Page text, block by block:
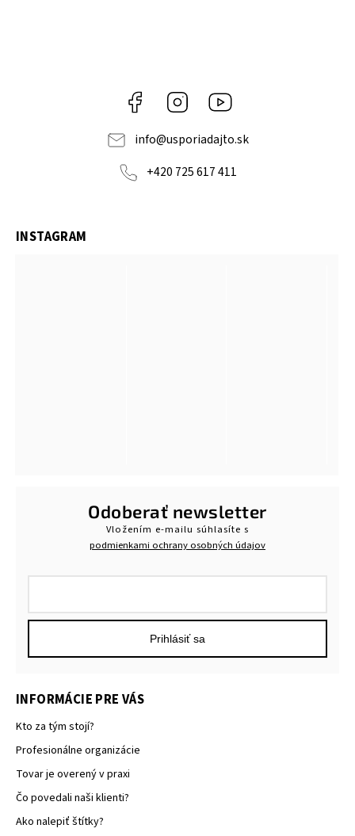
Facebook Instagram
info@usporiadajto.sk
+420 725 617 411
INSTAGRAM
INFORMÁCIE PRE VÁS
Kto za tým stojí?
Profesionálne organizácie
Tovar je overený v praxi
Čo povedali naši klienti?
Ako nalepiť štítky?
Odoberať newsletter
Vložením e-mailu súhlasíte s
podmienkami ochrany osobných údajov
Prihlásiť sa